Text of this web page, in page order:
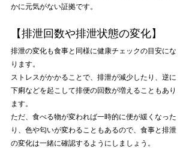
かに元気がない証拠です。
【排泄回数や排泄状態の変化】
排泄の変化も食事と同様に健康チェックの目安にな
ります。
ストレスがかかることで、排泄が減少したり、逆に
下痢などを起こして排便の回数が増えることもあり
ます。
ただ、食べる物が変われば一時的に便が緩くなった
り、色や匂いが変わることもあるので、食事と排泄
の変化は一緒に確認するようにしましょう。